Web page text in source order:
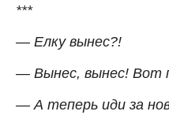
***
— Елку вынес?!
— Вынес, вынес! Вот
— А теперь иди за